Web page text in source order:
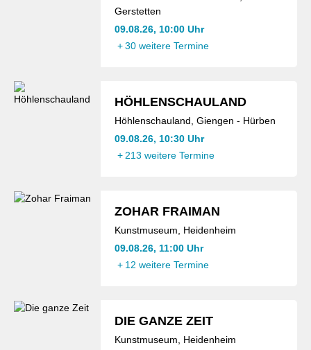
Gerstetten
09.08.26, 10:00 Uhr
+ 30 weitere Termine
HÖHLENSCHAULAND
Höhlenschauland, Giengen - Hürben
09.08.26, 10:30 Uhr
+ 213 weitere Termine
ZOHAR FRAIMAN
Kunstmuseum, Heidenheim
09.08.26, 11:00 Uhr
+ 12 weitere Termine
DIE GANZE ZEIT
Kunstmuseum, Heidenheim